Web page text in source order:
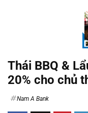
Thái BBQ &
20% cho chủ
Nam A Bank